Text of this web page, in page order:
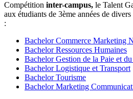
Compétition inter-campus, le Talent
aux étudiants de 3ème années de divers
:
Bachelor Commerce Marketing
Bachelor Ressources Humaines
Bachelor Gestion de la Paie et
Bachelor Logistique et Transport
Bachelor Tourisme
Bachelor Marketing